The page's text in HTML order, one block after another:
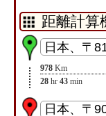
978 Km
28 hr 43 min